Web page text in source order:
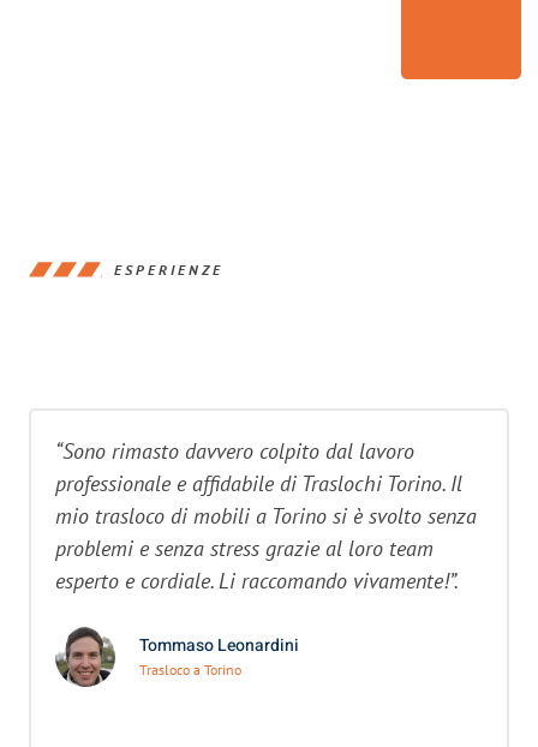
ESPERIENZE
“Sono rimasto davvero colpito dal lavoro
professionale e affidabile di Traslochi Torino. Il
mio trasloco di mobili a Torino si è svolto senza
problemi e senza stress grazie al loro team
esperto e cordiale. Li raccomando vivamente!”.
Tommaso Leonardini
Trasloco a Torino